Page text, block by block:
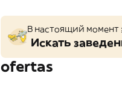
В настоящий момент
Искать
ofertas